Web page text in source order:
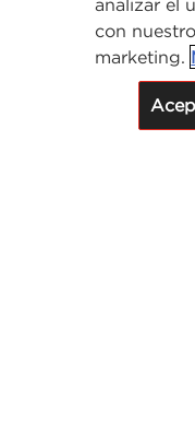
analizar el
con
marketing.